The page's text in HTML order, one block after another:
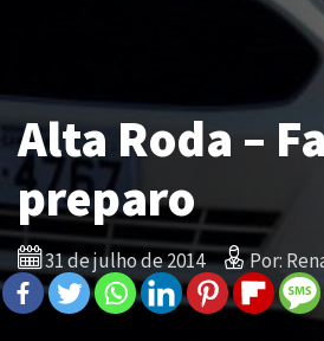
Alta Roda –
preparo
31 de julho de 2014 Por: